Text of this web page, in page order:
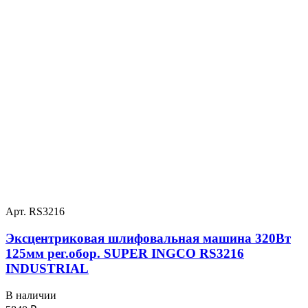
Арт. RS3216
Эксцентриковая шлифовальная машина 320Вт
125мм рег.обор. SUPER INGCO RS3216
INDUSTRIAL
В наличии